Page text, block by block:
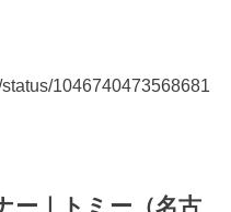
1046740473568681
ー｜トミー（名古